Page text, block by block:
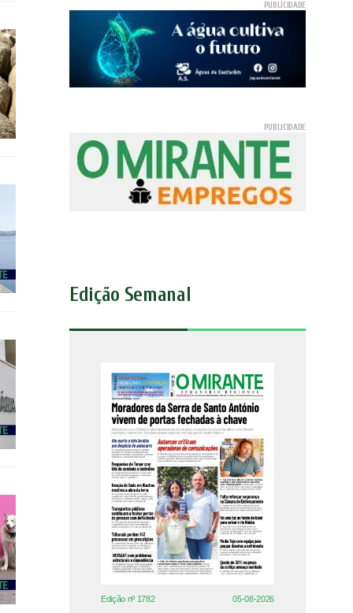
Edição Semanal
Edição nº 1782 05-08-2026